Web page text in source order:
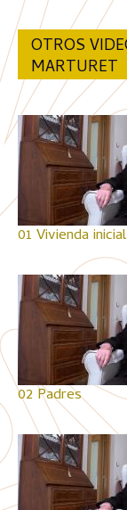
OTROS
MARTURET
01 Vivienda inicial
02 Padres